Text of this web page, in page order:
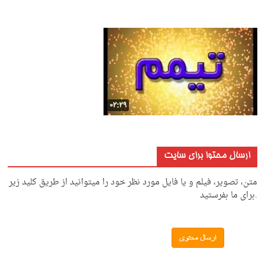
ارسال محتوا برای سایت
متن، تصویر، فیلم و یا فایل مورد نظر خود را میتوانید از طریق کلید زیر
.برای ما بفرستید